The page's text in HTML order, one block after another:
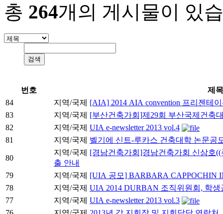
총 264개의 게시물이 있
번호
제목
84
지역/국제 [AIA] 2014 AIA convention 프리젠테
83
지역/국제 [부산건축가회]제29회 부산국제건축
82
지역/국제 UIA e-newsletter 2013 vol.4
81
지역/국제 벨기에 신트-루카스 건축대학 논문공
80
지역/국제 [경남건축가회]경남건축가회 신삼호
출 안내
79
지역/국제 [UIA 공모] BARBARA CAPPOCHIN
78
지역/국제 UIA 2014 DURBAN 조직위원회, 학
77
지역/국제 UIA e-newsletter 2013 vol.3